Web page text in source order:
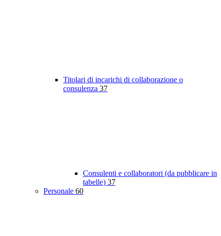
Titolari di incarichi di collaborazione o
consulenza 37
Consulenti e collaboratori (da pubblicare in
tabelle) 37
Personale 60